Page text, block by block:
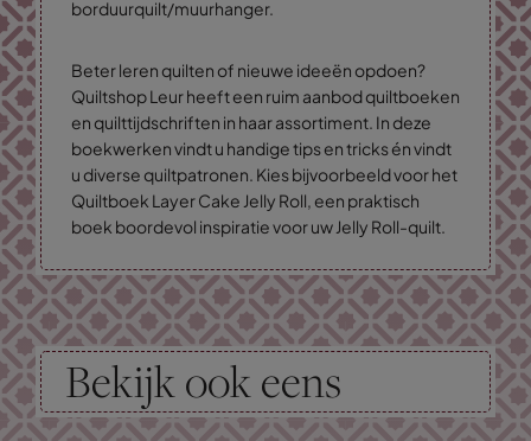
borduurquilt/muurhanger.
Beter leren quilten of nieuwe ideeën opdoen?
Quiltshop Leur heeft een ruim aanbod quiltboeken
en quilttijdschriften in haar assortiment. In deze
boekwerken vindt u handige tips en tricks én vindt
u diverse quiltpatronen. Kies bijvoorbeeld voor het
Quiltboek Layer Cake Jelly Roll, een praktisch
boek boordevol inspiratie voor uw Jelly Roll-quilt.
Bekijk ook eens